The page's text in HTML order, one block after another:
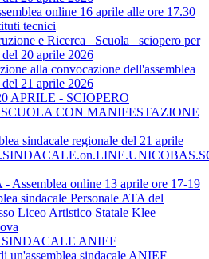
online 16 aprile alle ore 17.30
tecnici
e Ricerca_ Scuola_ sciopero per
20 aprile 2026
alla convocazione dell'assemblea
21 aprile 2026
APRILE - SCIOPERO
CON MANIFESTAZIONE
sindacale regionale del 21 aprile
Assemblea online 13 aprile ore 17-19
sindacale Personale ATA del
Liceo Artistico Statale Klee
ANIEF
un'assemblea sindacale ANIEF